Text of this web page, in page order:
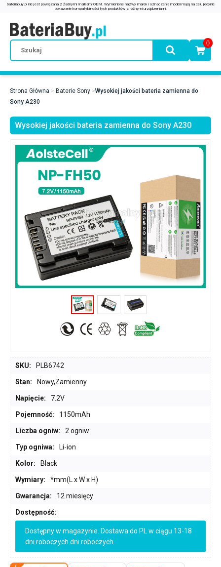
0
Strona Główna Baterie Sony
Wysokiej jakości bateria zamienna do
Sony A230
Wysokiej jakości bateria zamienna do Sony A230
SKU: PLB6742
Stan: Nowy,Zamienny
Napięcie: 7.2V
Pojemność: 1150mAh
Liczba ogniw: 2 ogniw
Typ ogniwa: Li-ion
Kolor: Black
Wymiary: *mm(L x W x H)
Gwarancja: 12 miesięcy
Dostępność:
Dostępny w magazynie. Dostawa do PL w ciągu 13-18
dni roboczych dni roboczych.